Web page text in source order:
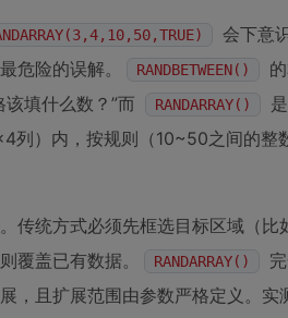
会下意
危险的误解。
RANDBETWEEN()
填什么数？”而
RANDARRAY()
列）内，按规则（10~50之间的整
。传统方式必须先框选目标区域（
覆盖已有数据。
RANDARRAY()
，且扩展范围由参数严格定义。